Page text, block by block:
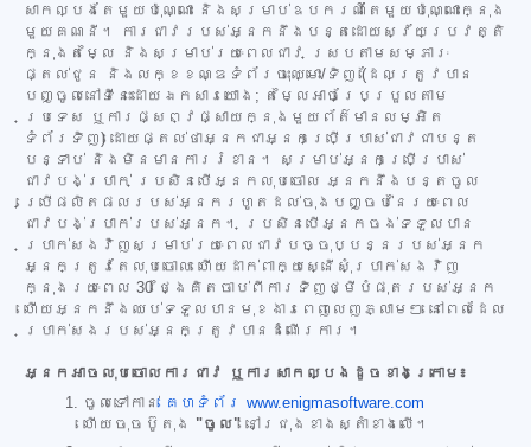
សាកល្បងតែមួយប៉ុណ្ណោះ និងសម្រាប់ឧបករណ៍តែមួយប៉ុណ្ណោះក្នុង
មួយគណនី។ ការជាវរបស់អ្នកនឹងបន្តដោយស្វ័យប្រវត្តិ
ក្នុងតម្លៃ និងសម្រាប់រយៈពេលជាវ ស្របតាមសម្ភារៈ
ផ្តល់ជូន និងលក្ខខណ្ឌទំព័រចុះឈ្មោះ/ទិញ (ដែលត្រូវបាន
បញ្ចូលនៅទីនេះដោយឯកសារយោង; តម្លៃអាចប្រែប្រួលតាម
ប្រទេស ឬការផ្សព្វផ្សាយក្នុងមួយព័ត៌មានលម្អិត
ទំព័រទិញ) ដោយផ្តល់ថាអ្នកជាអ្នកប្រើប្រាស់ជាវជាបន្ត
បន្ទាប់ និងមិនមានការរំខាន។ សម្រាប់អ្នកប្រើប្រាស់
ជាវបង់ប្រាក់ ប្រសិនបើអ្នកលុបចោល អ្នកនឹងបន្តចូល
ប្រើផលិតផលរបស់អ្នករហូតដល់ចុងបញ្ចប់នៃរយៈពេល
ជាវបង់ប្រាក់របស់អ្នក។ ប្រសិនបើអ្នកចង់ទទួលបាន
ប្រាក់សងវិញសម្រាប់រយៈពេលជាវបច្ចុប្បន្នរបស់អ្នក
អ្នកត្រូវតែលុបចោល ហើយដាក់ពាក្យស្នើសុំប្រាក់សងវិញ
ក្នុងរយៈពេល 30 ថ្ងៃគិតចាប់ពីការទិញថ្មីបំផុតរបស់អ្នក
ហើយអ្នកនឹងឈប់ទទួលបានមុខងារពេញលេញភ្លាមៗ នៅពេលដែល
ប្រាក់សងរបស់អ្នកត្រូវបានដំណើរការ។
អ្នកអាចលុបចោលការជាវ ឬការសាកល្បងដូចខាងក្រោម៖
ចូលទៅកាន់ គេហទំព័រ www.enigmasoftware.com
ហើយចុចប៊ូតុង "ចូល" នៅជ្រុងខាងស្តាំខាងលើ។